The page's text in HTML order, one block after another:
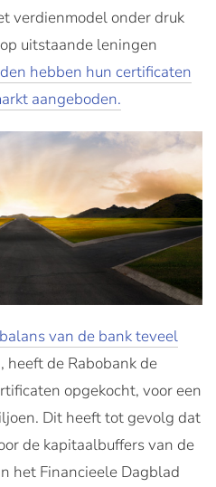
verdienmodel onder druk
uitstaande leningen
hebben hun certificaten
aangeboden.
van de bank teveel
heeft de Rabobank de
opgekocht, voor een
Dit heeft tot gevolg dat
de kapitaalbuffers van de
het Financieele Dagblad